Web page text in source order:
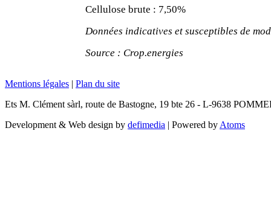
Cellulose brute : 7,50%
Données indicatives et susceptibles de
Source : Crop.energies
Mentions légales | Plan du site
Ets M. Clément sàrl, route de Bastogne, 19 bte 26 - L-9638
Development & Web design by defimedia | Powered by Atoms